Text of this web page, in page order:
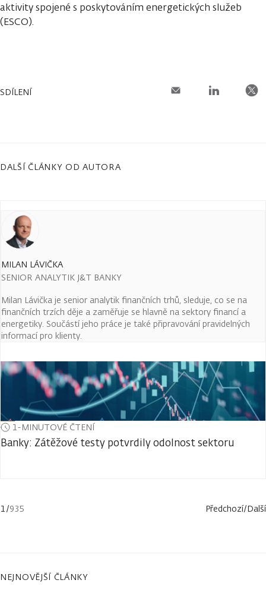
aktivity spojené s poskytováním energetických služeb
(ESCO).
SDÍLENÍ
DALŠÍ ČLÁNKY OD AUTORA
MILAN LÁVIČKA
SENIOR ANALYTIK J&T BANKY
Milan Lávička je senior analytik finančních trhů, sleduje, co se na
finančních trzích děje a zaměřuje se hlavně na sektory financí a
energetiky. Součástí jeho práce je také připravování pravidelných
informací pro klienty.
1-MINUTOVÉ ČTENÍ
Banky: Zátěžové testy potvrdily odolnost sektoru
1/935 Předchozí/Další
NEJNOVĚJŠÍ ČLÁNKY